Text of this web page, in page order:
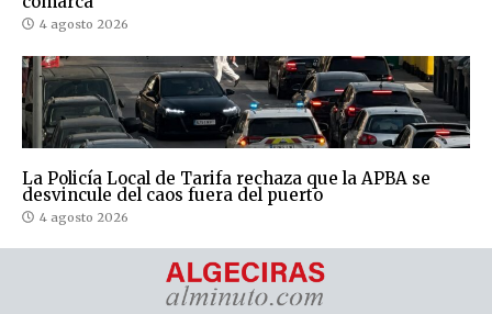
4 agosto 2026
La Policía Local de Tarifa rechaza que la APBA se
desvincule del caos fuera del puerto
4 agosto 2026